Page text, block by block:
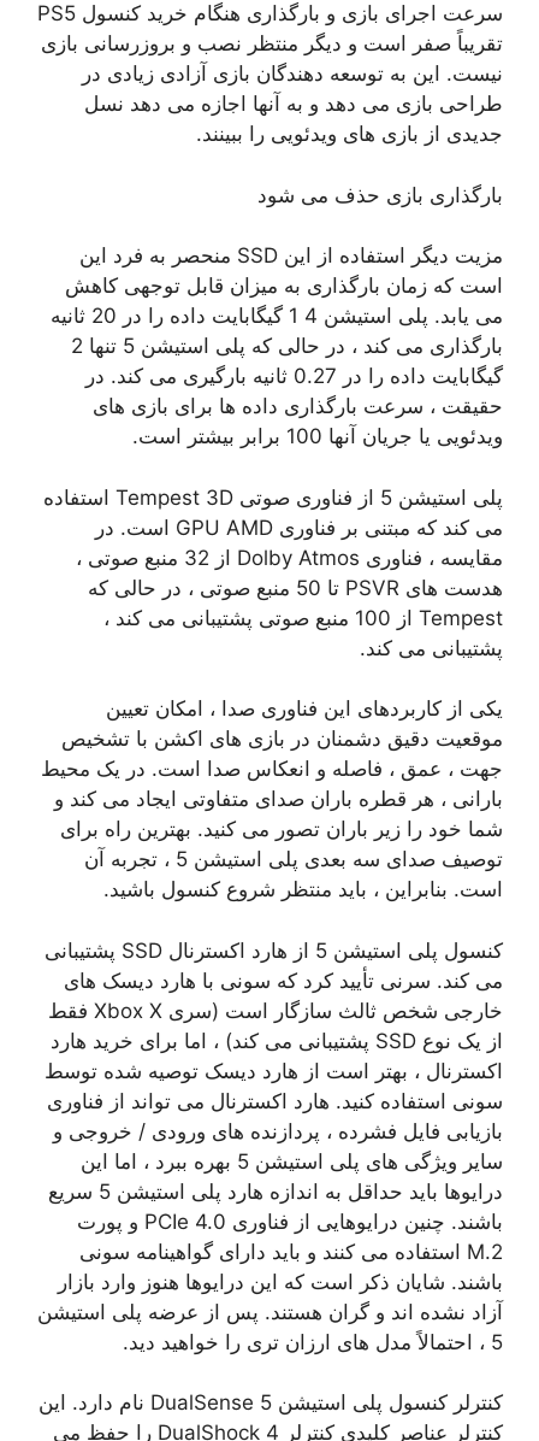
سرعت اجرای بازی و بارگذاری هنگام خرید کنسول PS5
تقریباً صفر است و دیگر منتظر نصب و بروزرسانی بازی
نیست. این به توسعه دهندگان بازی آزادی زیادی در
طراحی بازی می دهد و به آنها اجازه می دهد نسل
جدیدی از بازی های ویدئویی را ببینند.
بارگذاری بازی حذف می شود
مزیت دیگر استفاده از این SSD منحصر به فرد این
است که زمان بارگذاری به میزان قابل توجهی کاهش
می یابد. پلی استیشن 4 1 گیگابایت داده را در 20 ثانیه
بارگذاری می کند ، در حالی که پلی استیشن 5 تنها 2
گیگابایت داده را در 0.27 ثانیه بارگیری می کند. در
حقیقت ، سرعت بارگذاری داده ها برای بازی های
ویدئویی یا جریان آنها 100 برابر بیشتر است.
پلی استیشن 5 از فناوری صوتی Tempest 3D استفاده
می کند که مبتنی بر فناوری GPU AMD است. در
مقایسه ، فناوری Dolby Atmos از 32 منبع صوتی ،
هدست های PSVR تا 50 منبع صوتی ، در حالی که
Tempest از 100 منبع صوتی پشتیبانی می کند ،
پشتیبانی می کند.
یکی از کاربردهای این فناوری صدا ، امکان تعیین
موقعیت دقیق دشمنان در بازی های اکشن با تشخیص
جهت ، عمق ، فاصله و انعکاس صدا است. در یک محیط
بارانی ، هر قطره باران صدای متفاوتی ایجاد می کند و
شما خود را زیر باران تصور می کنید. بهترین راه برای
توصیف صدای سه بعدی پلی استیشن 5 ، تجربه آن
است. بنابراین ، باید منتظر شروع کنسول باشید.
کنسول پلی استیشن 5 از هارد اکسترنال SSD پشتیبانی
می کند. سرنی تأیید کرد که سونی با هارد دیسک های
خارجی شخص ثالث سازگار است (سری Xbox X فقط
از یک نوع SSD پشتیبانی می کند) ، اما برای خرید هارد
اکسترنال ، بهتر است از هارد دیسک توصیه شده توسط
سونی استفاده کنید. هارد اکسترنال می تواند از فناوری
بازیابی فایل فشرده ، پردازنده های ورودی / خروجی و
سایر ویژگی های پلی استیشن 5 بهره ببرد ، اما این
درایوها باید حداقل به اندازه هارد پلی استیشن 5 سریع
باشند. چنین درایوهایی از فناوری PCIe 4.0 و پورت
M.2 استفاده می کنند و باید دارای گواهینامه سونی
باشند. شایان ذکر است که این درایوها هنوز وارد بازار
آزاد نشده اند و گران هستند. پس از عرضه پلی استیشن
5 ، احتمالاً مدل های ارزان تری را خواهید دید.
کنترلر کنسول پلی استیشن 5 DualSense نام دارد. این
کنترلر عناصر کلیدی کنترلر DualShock 4 را حفظ می